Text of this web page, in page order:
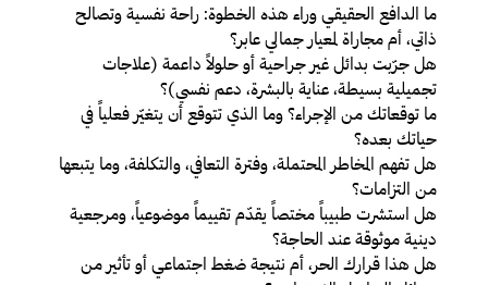
ما الدافع الحقيقي وراء هذه الخطوة: راحة نفسية وتصالح
ذاتي، أم مجاراة لمعيار جمالي عابر؟
هل جرّبت بدائل غير جراحية أو حلولاً داعمة (علاجات
تجميلية بسيطة، عناية بالبشرة، دعم نفسي)؟
ما توقعاتك من الإجراء؟ وما الذي تتوقع أن يتغيّر فعلياً في
حياتك بعده؟
هل تفهم المخاطر المحتملة، وفترة التعافي، والتكلفة، وما يتبعها
من التزامات؟
هل استشرت طبيباً مختصاً يقدّم تقييماً موضوعياً، ومرجعية
دينية موثوقة عند الحاجة؟
هل هذا قرارك الحر، أم نتيجة ضغط اجتماعي أو تأثير من